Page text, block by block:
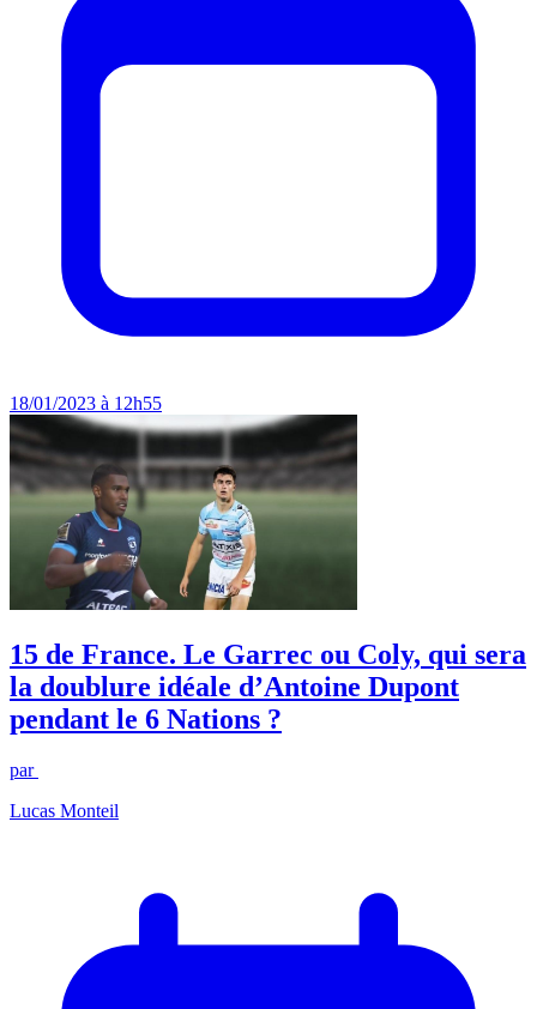
18/01/2023 à 12h55
15 de France. Le Garrec ou Coly, qui sera
la doublure idéale d’Antoine Dupont
pendant le 6 Nations ?
par
Lucas Monteil